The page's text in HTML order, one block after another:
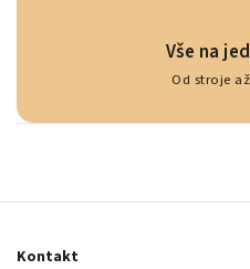
Vše na
Od stroje
Kontakt